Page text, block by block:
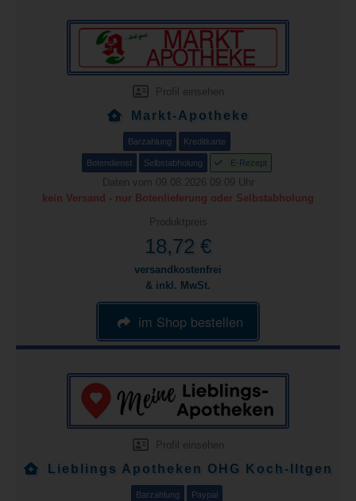
Profil einsehen
Markt-Apotheke
Barzahlung Kreditkarte
Botendienst Selbstabholung E-Rezept
Daten vom 09.08.2026 09:09 Uhr
kein Versand - nur Botenlieferung oder Selbstabholung
Produktpreis
18,72 €
versandkostenfrei
& inkl. MwSt.
im Shop bestellen
Profil einsehen
Lieblings Apotheken OHG Koch-Iltgen
Barzahlung Paypal